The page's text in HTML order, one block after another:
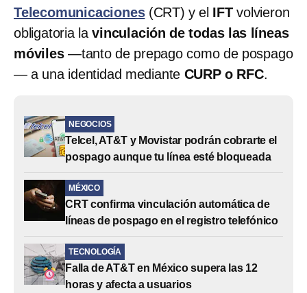
Telecomunicaciones (CRT) y el IFTvolvieron
obligatoria lavinculación de todas las líneas
móviles—tanto de prepago como de pospago
— a una identidad mediante CURP o RFC.
NEGOCIOS
Telcel, AT&T y Movistar podrán cobrarte el
pospago aunque tu línea esté bloqueada
MÉXICO
CRT confirma vinculación automática de
líneas de pospago en el registro telefónico
TECNOLOGÍA
Falla de AT&T en México supera las 12
horas y afecta a usuarios